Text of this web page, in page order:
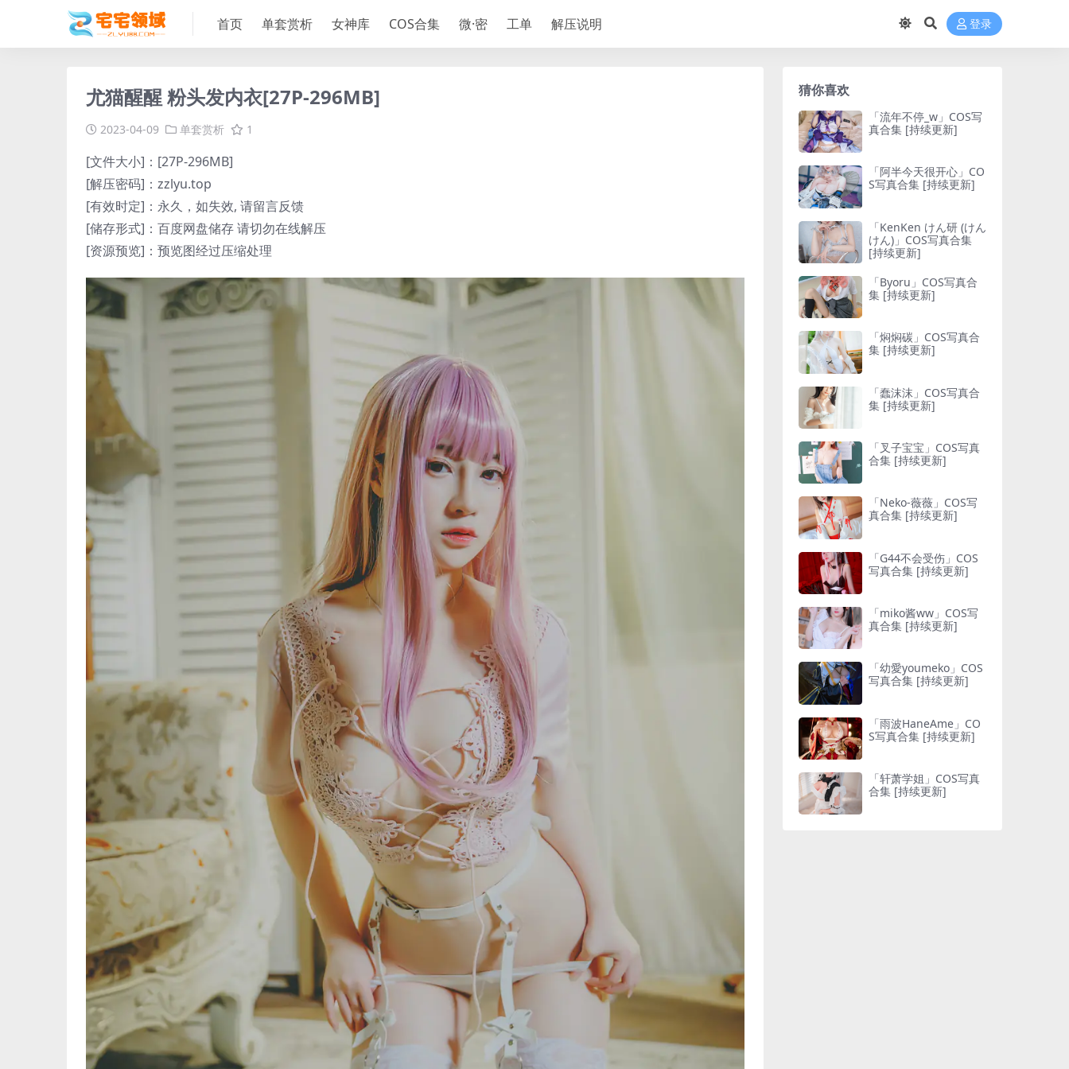
首页 单套赏析 女神库 COS合集 微·密 工单 解压说明 登录
尤猫醒醒 粉头发内衣[27P-296MB]
2023-04-09 单套赏析 1
[文件大小]：[27P-296MB]
[解压密码]：zzlyu.top
[有效时定]：永久，如失效, 请留言反馈
[储存形式]：百度网盘储存 请切勿在线解压
[资源预览]：预览图经过压缩处理
猜你喜欢
「流年不停_w」COS写
真合集 [持续更新]
「阿半今天很开心」CO
S写真合集 [持续更新]
「KenKen けん研 (けん
けん)」COS写真合集
[持续更新]
「Byoru」COS写真合
集 [持续更新]
「焖焖碳」COS写真合
集 [持续更新]
「蠢沫沫」COS写真合
集 [持续更新]
「叉子宝宝」COS写真
合集 [持续更新]
「Neko-薇薇」COS写
真合集 [持续更新]
「G44不会受伤」COS
写真合集 [持续更新]
「miko酱ww」COS写
真合集 [持续更新]
「幼愛youmeko」COS
写真合集 [持续更新]
「雨波HaneAme」CO
S写真合集 [持续更新]
「轩萧学姐」COS写真
合集 [持续更新]